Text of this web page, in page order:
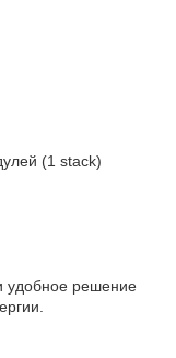
(1 stack)
удобное решение